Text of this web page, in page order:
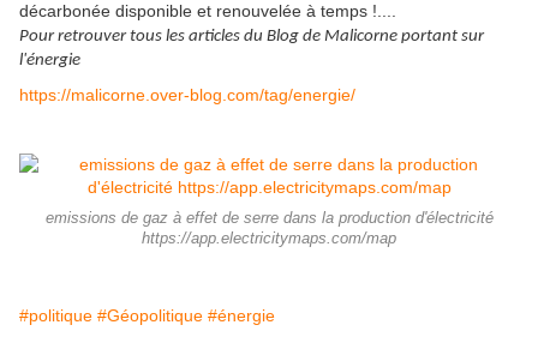
décarbonée disponible et renouvelée à temps !....
Pour retrouver tous les articles du Blog de Malicorne portant sur
l'énergie
https://malicorne.over-blog.com/tag/energie/
emissions de gaz à effet de serre dans la production d'électricité
https://app.electricitymaps.com/map
#politique #Géopolitique #énergie